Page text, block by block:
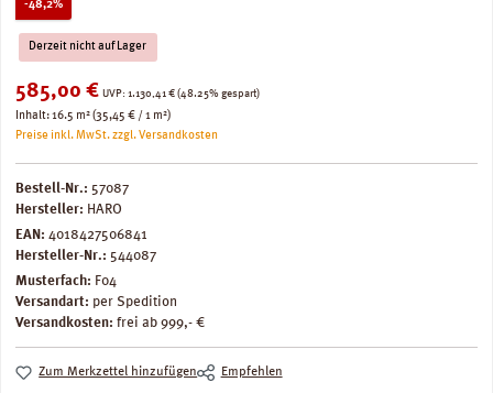
-48,2%Rabatt
Derzeit nicht auf Lager
Verkaufspreis:
585,00 € UVP: Regulärer Preis:
1.130,41 € (48.25% gespart)
Inhalt:16.5 m²(35,45 € / 1 m²)
Preise inkl. MwSt. zzgl. Versandkosten
Bestell-Nr.: 57087
Hersteller: HARO
EAN: 4018427506841
Hersteller-Nr.: 544087
Musterfach: F04
Versandart: per Spedition
Versandkosten: frei ab 999,- €
Zum Merkzettel hinzufügen Empfehlen